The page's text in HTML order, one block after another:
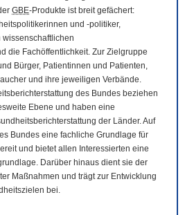
GBE-Produkte ist breit gefächert:
und -politiker,
wissenschaftlichen
die Fachöffentlichkeit. Zur Zielgruppe
Bürger, Patientinnen und Patienten,
und ihre jeweiligen Verbände.
des Bundes beziehen
Ebene und haben eine
der Länder. Auf
Bundes eine fachliche Grundlage für
und bietet allen Interessierten eine
Darüber hinaus dient sie der
Maßnahmen und trägt zur Entwicklung
bei.